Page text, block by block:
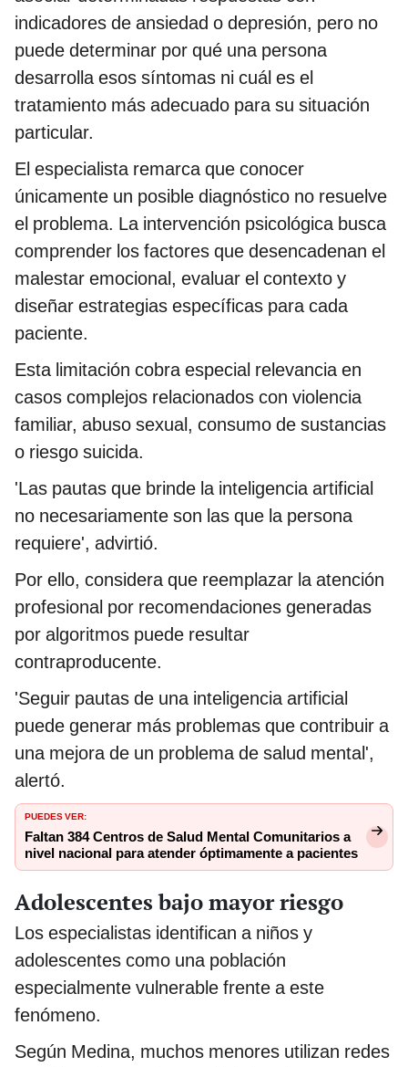
indicadores de ansiedad o depresión, pero no
puede determinar por qué una persona
desarrolla esos síntomas ni cuál es el
tratamiento más adecuado para su situación
particular.
El especialista remarca que conocer
únicamente un posible diagnóstico no resuelve
el problema. La intervención psicológica busca
comprender los factores que desencadenan el
malestar emocional, evaluar el contexto y
diseñar estrategias específicas para cada
paciente.
Esta limitación cobra especial relevancia en
casos complejos relacionados con violencia
familiar, abuso sexual, consumo de sustancias
o riesgo suicida.
'Las pautas que brinde la inteligencia artificial
no necesariamente son las que la persona
requiere', advirtió.
Por ello, considera que reemplazar la atención
profesional por recomendaciones generadas
por algoritmos puede resultar
contraproducente.
'Seguir pautas de una inteligencia artificial
puede generar más problemas que contribuir a
una mejora de un problema de salud mental',
alertó.
PUEDES VER:
Faltan 384 Centros de Salud Mental Comunitarios a
nivel nacional para atender óptimamente a pacientes
Adolescentes bajo mayor riesgo
Los especialistas identifican a niños y
adolescentes como una población
especialmente vulnerable frente a este
fenómeno.
Según Medina, muchos menores utilizan redes